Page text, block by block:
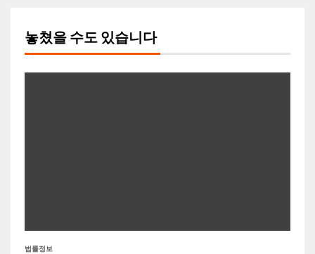
놓쳤을 수도 있습니다
법률정보